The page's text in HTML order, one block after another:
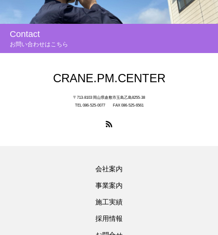
Contact
お問い合わせはこちら
CRANE.PM.CENTER
〒713-8103 岡山県倉敷市玉島乙島8255-38
TEL 086-525-0077 FAX 086-525-6561
会社案内
事業案内
施工実績
採用情報